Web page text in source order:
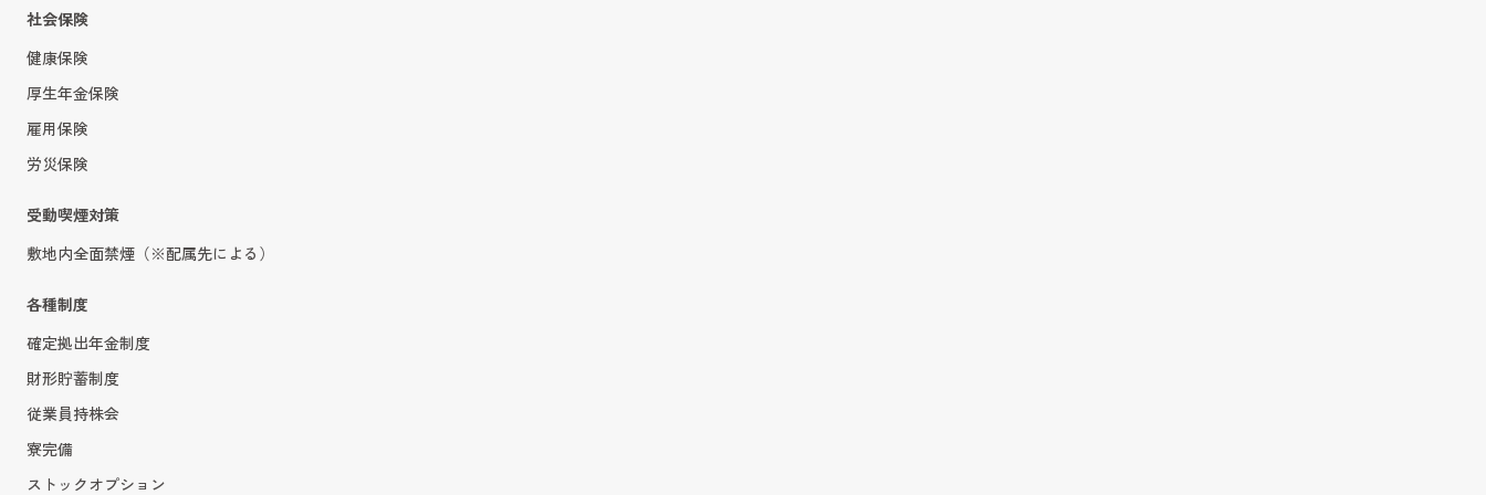
社会保険
健康保険
厚生年金保険
雇用保険
労災保険
受動喫煙対策
敷地内全面禁煙（※配属先による）
各種制度
確定拠出年金制度
財形貯蓄制度
従業員持株会
寮完備
ストックオプション